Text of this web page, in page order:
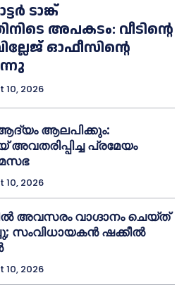
ടാങ്ക്
അപകടം: വീടിന്റെ
ഓഫീസിന്റെ
10, 2026
ആദ്യം ആലപിക്കും:
അവതരിപ്പിച്ച പ്രമേയം
10, 2026
അവസരം വാഗ്ദാനം ചെയ്ത്
സംവിധായകൻ ഷക്കീല്‍
10, 2026